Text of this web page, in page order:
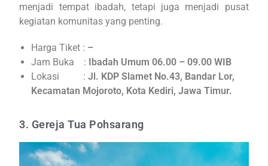
menjadi tempat ibadah, tetapi juga menjadi pusat
kegiatan komunitas yang penting.
Harga Tiket : –
Jam Buka : Ibadah Umum 06.00 – 09.00 WIB
Lokasi : Jl. KDP Slamet No.43, Bandar Lor,
Kecamatan Mojoroto, Kota Kediri, Jawa Timur.
3. Gereja Tua Pohsarang